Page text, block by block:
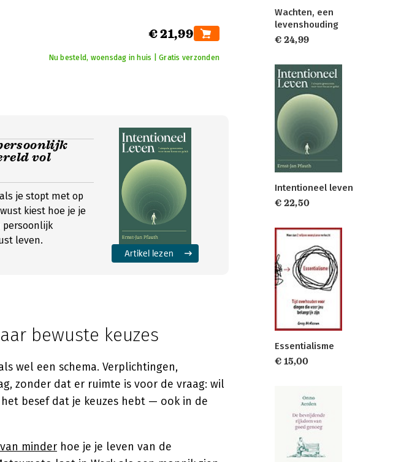
€ 21,99
Nu besteld, woensdag in huis | Gratis verzonden
vol
je stopt met op
kiest hoe je je
persoonlijk
leven.
Artikel lezen
bewuste keuzes
wel een schema. Verplichtingen,
zonder dat er ruimte is voor de vraag: wil
besef dat je keuzes hebt — ook in de
minder hoe je je leven van de
Wachten, een
levenshouding
€ 24,99
Intentioneel leven
€ 22,50
Essentialisme
€ 15,00